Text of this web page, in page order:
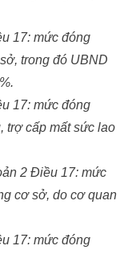
17: mức đóng
trong đó UBND
17: mức đóng
trợ cấp mất sức lao
2 Điều 17: mức
cơ sở, do cơ quan
17: mức đóng